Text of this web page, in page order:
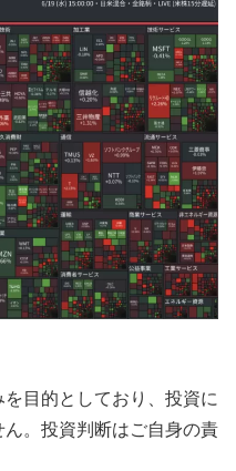
目的としており、投資に
。投資判断はご自身の責